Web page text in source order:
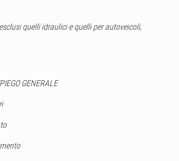
quelli idraulici e quelli per autoveicoli,
GENERALE